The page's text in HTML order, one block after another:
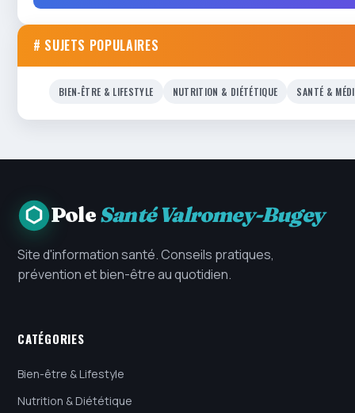
# SUJETS POPULAIRES
BIEN-ÊTRE & LIFESTYLE NUTRITION & DIÉTÉTIQUE SANTÉ &
PoleSanté Valromey-Bugey
Site d'information santé. Conseils pratiques,
prévention et bien-être au quotidien.
CATÉGORIES
Bien-être & Lifestyle
Nutrition & Diététique